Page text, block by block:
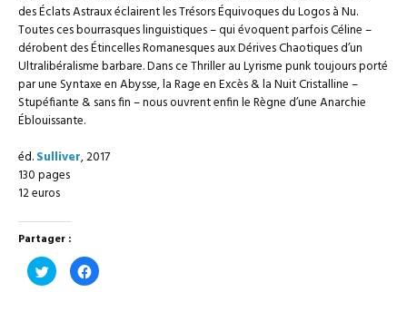
des Éclats Astraux éclairent les Trésors Équivoques du Logos à Nu.
Toutes ces bourrasques linguistiques – qui évoquent parfois Céline –
dérobent des Étincelles Romanesques aux Dérives Chaotiques d’un
Ultralibéralisme barbare. Dans ce Thriller au Lyrisme punk toujours porté
par une Syntaxe en Abysse, la Rage en Excès & la Nuit Cristalline –
Stupéfiante & sans fin – nous ouvrent enfin le Règne d’une Anarchie
Éblouissante.
éd.Sulliver, 2017
130 pages
12 euros
Partager :
Cliquez
pour
partager
Cliquez
pour